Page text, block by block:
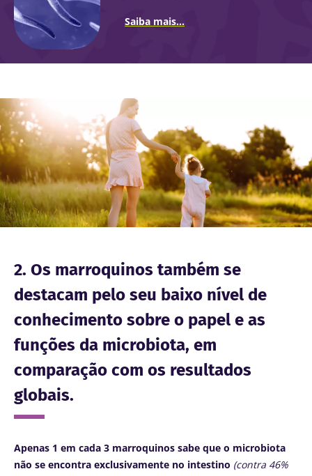
Saiba mais...
Imagem
2. Os marroquinos também se
destacam pelo seu baixo nível de
conhecimento sobre o papel e as
funções da microbiota, em
comparação com os resultados
globais.
Apenas 1 em cada 3 marroquinos sabe que o microbiota
não se encontra exclusivamente no intestino (contra 46%